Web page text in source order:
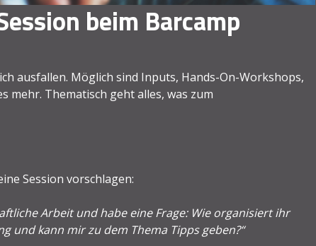
beim Barcamp
ausfallen. Möglich sind Inputs, Hands-On-Workshops,
mehr. Thematisch geht alles, was zum
Session vorschlagen:
Arbeit und habe eine Frage: Wie organisiert ihr
und kann mir zu dem Thema Tipps geben?“